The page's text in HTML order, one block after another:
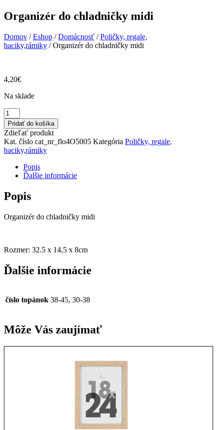
Organizér do chladničky midi
Domov /Eshop /Domácnosť /Poličky, regale,
haciky,rámiky / Organizér do chladničky midi
4,20€
Na sklade
množstvo
Organizér
do
chladničky
midi
Pridať do košíka
Zdieľať produkt
Kat. číslo cat_nr_flo4O5005 Kategória Poličky, regale,
haciky,rámiky
Popis
Ďalšie informácie
Popis
Organizér do chladničky midi
Rozmer: 32.5 x 14,5 x 8cm
Ďalšie informácie
číslo topánok 38-45, 30-38
Môže Vás zaujímať